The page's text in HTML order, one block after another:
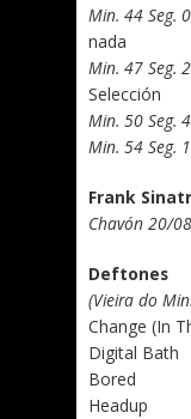
Min. 44 Seg.
nada
Min. 47 Seg.
Selección
Min. 50 Seg.
Min. 54 Seg.
Frank
Chavón 20/
Deftones
(Vieira do
Change (In
Digital Bath
Bored
Headup